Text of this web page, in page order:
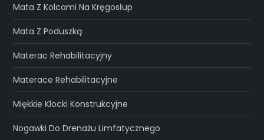
Mata Z Kolcami Na Kręgosłup
Mata Z Poduszką
Materac Rehabilitacyjny
Materace Rehabilitacyjne
Miękkie Klocki Konstrukcyjne
Nogawki Do Drenażu Limfatycznego